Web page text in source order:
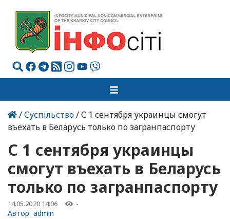
/Суспільство/ С 1 сентября украинцы смогут
въехать в Беларусь только по загранпаспорту
С 1 сентября украинцы
смогут въехать в Беларусь
только по загранпаспорту
14.05.2020 14:06 -
Автор: admin